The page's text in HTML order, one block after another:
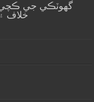
گهوٽڪي جي ڪچي
خلاف